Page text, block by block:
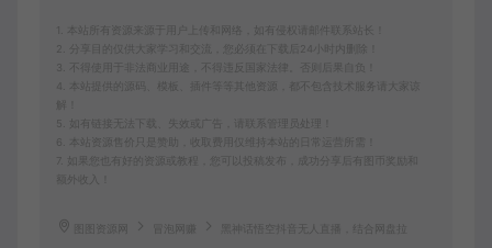
1. 本站所有资源来源于用户上传和网络，如有侵权请邮件联系站长！
2. 分享目的仅供大家学习和交流，您必须在下载后24小时内删除！
3. 不得使用于非法商业用途，不得违反国家法律。否则后果自负！
4. 本站提供的源码、模板、插件等等其他资源，都不包含技术服务请大家谅
5. 如有链接无法下载、失效或广告，请联系管理员处理！
6. 本站资源售价只是赞助，收取费用仅维持本站的日常运营所需！
7. 如果您也有好的资源或教程，您可以投稿发布，成功分享后有图币奖励和
额外收入！
图图资源网 冒泡网赚 黑神话悟空抖音无人直播，结合网盘拉